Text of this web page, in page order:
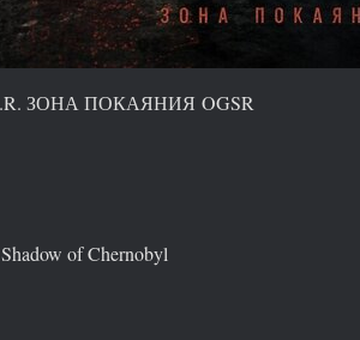
ЗОНА ПОКАЯНИЯ OGSR
of Chernobyl